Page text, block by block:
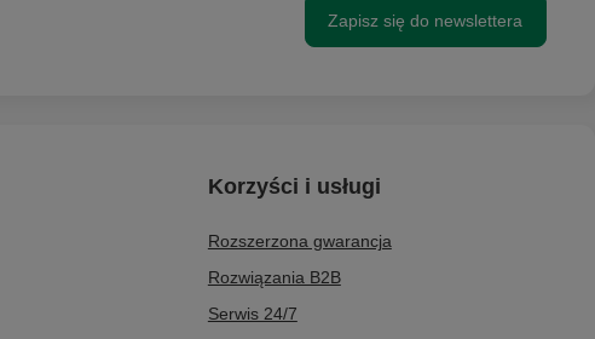
Zapisz się do newslettera
Korzyści i usługi
Rozszerzona gwarancja
Rozwiązania B2B
Serwis 24/7